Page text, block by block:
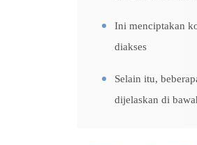
Ini menciptakan
diakses
Selain itu,
dijelaskan di